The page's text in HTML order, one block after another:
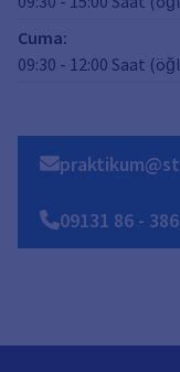
Cuma:
09:30 - 12:00 Saat
09131 86 -